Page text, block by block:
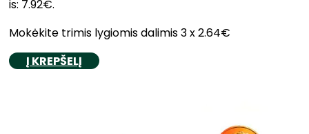
is: 7.92€.
Mokėkite trimis lygiomis dalimis 3 x 2.64€
Į KREPŠELĮ